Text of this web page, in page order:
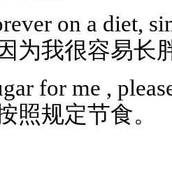
on a diet,
为我很容易长
for me ,
照规定节食。